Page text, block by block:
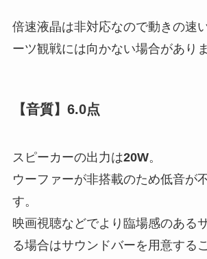
倍速液晶は非対応なので動きの速
ーツ観戦には向かない場合がありま
【音質】6.0点
スピーカーの出力は20W。
ウーファーが非搭載のため低音が
す。
映画視聴などでより臨場感のある
る場合はサウンドバーを用意する